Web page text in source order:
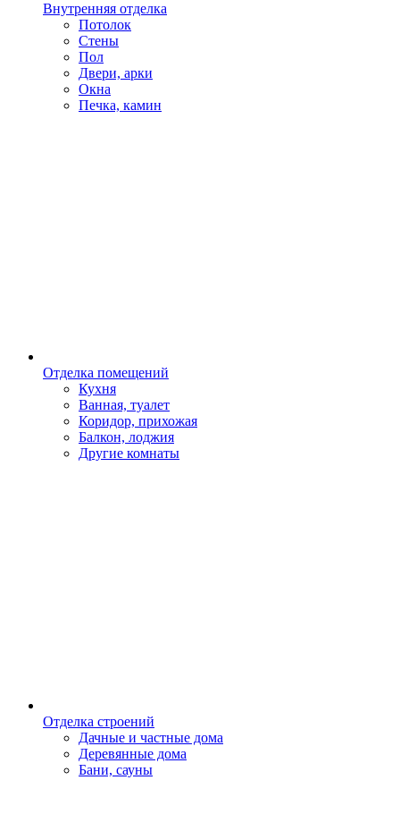
Внутренняя отделка
Потолок
Стены
Пол
Двери, арки
Окна
Печка, камин
Отделка помещений
Кухня
Ванная, туалет
Коридор, прихожая
Балкон, лоджия
Другие комнаты
Отделка строений
Дачные и частные дома
Деревянные дома
Бани, сауны